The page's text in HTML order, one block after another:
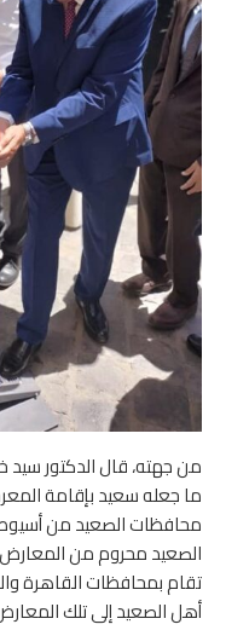
من جهته، قال الدكتور سيد
ما جعله سعيد بإقامة
محافظات الصعيد من
الصعيد محروم من
تقام بمحافظات القاهرة
أهل الصعيد إلى تلك